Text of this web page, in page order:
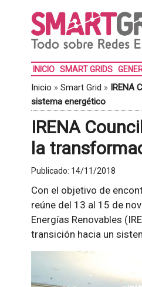
INICIO SMART GRIDS
Inicio » Smart Grid » IRENA
sistema energético
IRENA
la
Publicado: 14/11/2018
Con el objetivo de
reúne del 13 al 15 de
Energías Renovables
transición hacia un